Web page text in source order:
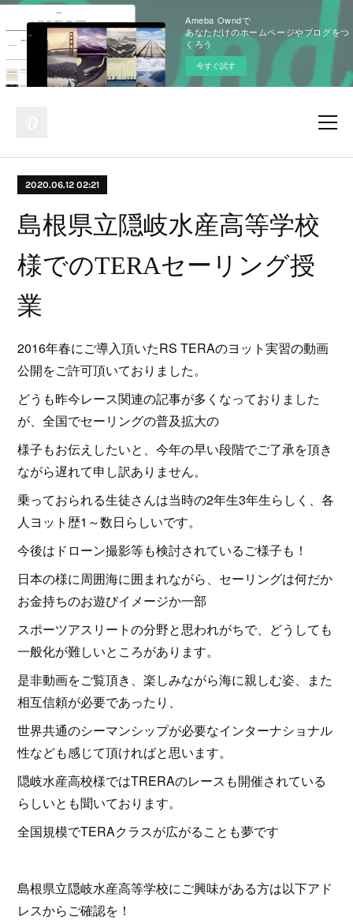
Ameba Owndで
あなただけのホームページやブログをつ
くろう
今すぐ試す
2020.06.12 02:21
島根県立隠岐水産高等学校
様でのTERAセーリング授
業
2016年春にご導入頂いたRS TERAのヨット実習の動画
公開をご許可頂いておりました。
どうも昨今レース関連の記事が多くなっておりました
が、全国でセーリングの普及拡大の
様子もお伝えしたいと、今年の早い段階でご了承を頂き
ながら遅れて申し訳ありません。
乗っておられる生徒さんは当時の2年生3年生らしく、各
人ヨット歴1～数日らしいです。
今後はドローン撮影等も検討されているご様子も！
日本の様に周囲海に囲まれながら、セーリングは何だか
お金持ちのお遊びイメージか一部
スポーツアスリートの分野と思われがちで、どうしても
一般化が難しいところがあります。
是非動画をご覧頂き、楽しみながら海に親しむ姿、また
相互信頼が必要であったり、
世界共通のシーマンシップが必要なインターナショナル
性なども感じて頂ければと思います。
隠岐水産高校様ではTRERAのレースも開催されている
らしいとも聞いております。
全国規模でTERAクラスが広がることも夢です
島根県立隠岐水産高等学校にご興味がある方は以下アド
レスからご確認を！